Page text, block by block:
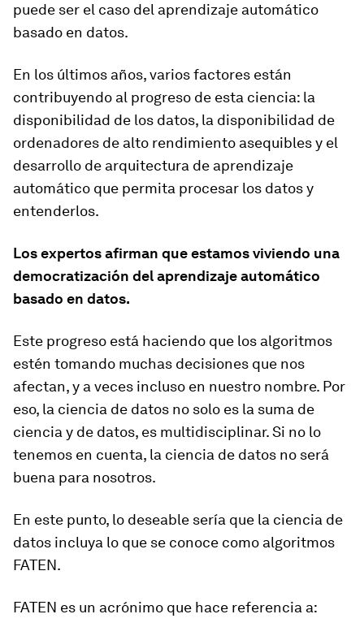
puede ser el caso del aprendizaje automático
basado en datos.
En los últimos años, varios factores están
contribuyendo al progreso de esta ciencia: la
disponibilidad de los datos, la disponibilidad de
ordenadores de alto rendimiento asequibles y el
desarrollo de arquitectura de aprendizaje
automático que permita procesar los datos y
entenderlos.
Los expertos afirman que estamos viviendo una
democratización del aprendizaje automático
basado en datos.
Este progreso está haciendo que los algoritmos
estén tomando muchas decisiones que nos
afectan, y a veces incluso en nuestro nombre. Por
eso, la ciencia de datos no solo es la suma de
ciencia y de datos, es multidisciplinar. Si no lo
tenemos en cuenta, la ciencia de datos no será
buena para nosotros.
En este punto, lo deseable sería que la ciencia de
datos incluya lo que se conoce como algoritmos
FATEN.
FATEN es un acrónimo que hace referencia a: